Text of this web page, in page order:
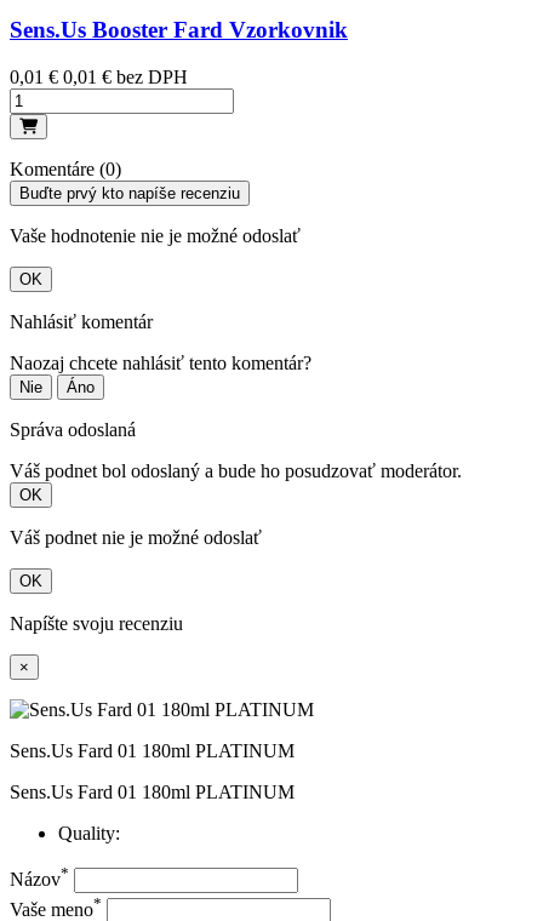
Sens.Us Booster Fard Vzorkovnik
Cena
0,01 € 0,01 € bez DPH
Komentáre (0)
Buďte prvý kto napíše recenziu
Vaše hodnotenie nie je možné odoslať
OK
Nahlásiť komentár
Naozaj chcete nahlásiť tento komentár?
Nie Áno
Správa odoslaná
Váš podnet bol odoslaný a bude ho posudzovať moderátor.
OK
Váš podnet nie je možné odoslať
OK
Napíšte svoju recenziu
×
Sens.Us Fard 01 180ml PLATINUM
Sens.Us Fard 01 180ml PLATINUM
Quality:
Názov*
Vaše meno*